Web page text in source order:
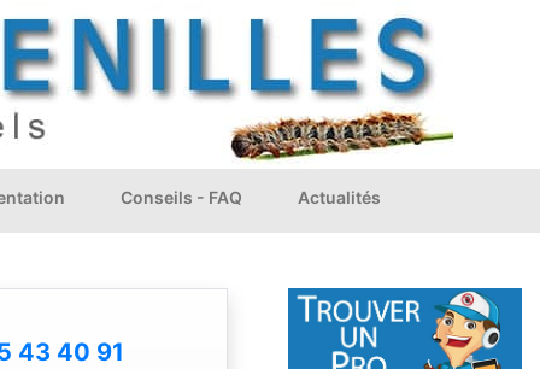
Conseils - FAQ Actualités
43 40 91